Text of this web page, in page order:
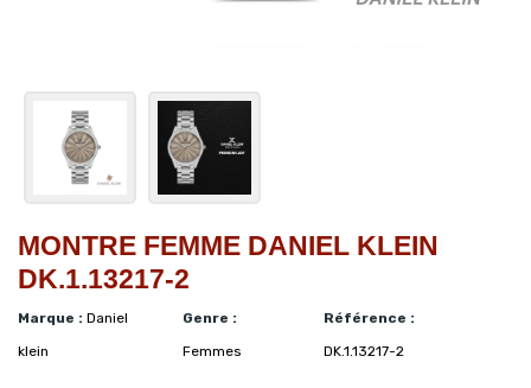
MONTRE FEMME DANIEL KLEIN
DK.1.13217-2
Marque : Daniel
klein
Genre :
Femmes
Référence :
DK.1.13217-2